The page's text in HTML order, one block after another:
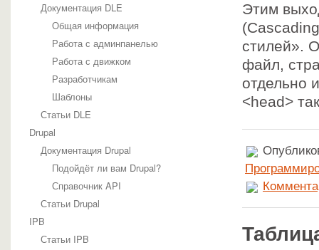
Документация DLE
Общая информация
Работа с админпанелью
Работа с движком
Разработчикам
Шаблоны
Статьи DLE
Drupal
Документация Drupal
Подойдёт ли вам Drupal?
Справочник API
Статьи Drupal
IPB
Статьи IPB
Этим
стилей».
файл,
отдельно
<head>